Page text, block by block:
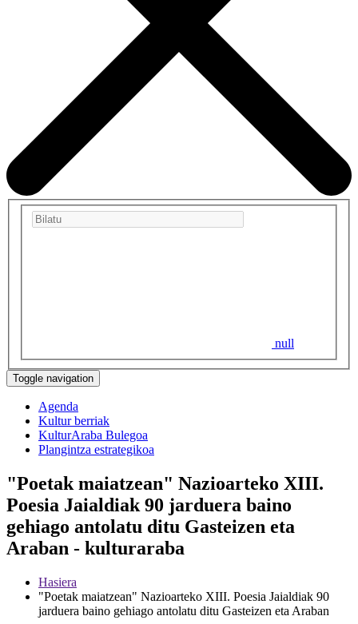
null
Toggle navigation
Agenda
Kultur berriak
KulturAraba Bulegoa
Plangintza estrategikoa
"Poetak maiatzean" Nazioarteko XIII.
Poesia Jaialdiak 90 jarduera baino
gehiago antolatu ditu Gasteizen eta
Araban - kulturaraba
Hasiera
"Poetak maiatzean" Nazioarteko XIII. Poesia Jaialdiak 90
jarduera baino gehiago antolatu ditu Gasteizen eta Araban